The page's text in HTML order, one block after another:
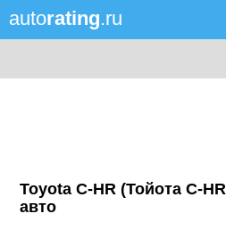
autorating.ru
Toyota C-HR (Тойота C-
авто